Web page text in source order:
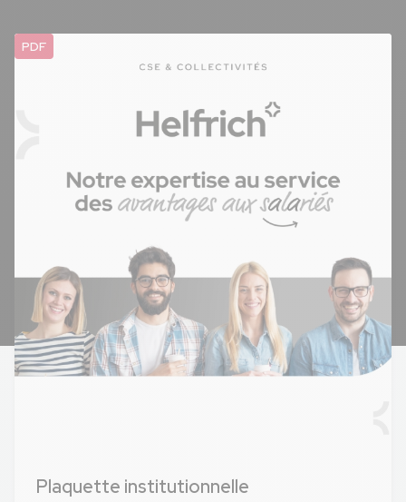
PDF
Plaquette institutionnelle